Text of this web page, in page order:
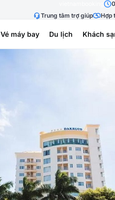
Trung tâm trợ giúp
Hợp
Vé máy bay Du lịch Khách